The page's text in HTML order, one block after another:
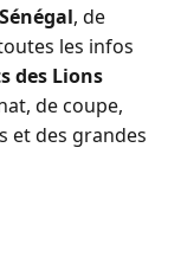
Sénégal, de
les infos
des Lions
de coupe,
et des grandes